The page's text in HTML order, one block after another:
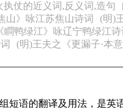
仗的近义词,反义词,造句
山》咏江苏焦山诗词 (明)
瞷鸭绿江》咏辽宁鸭绿江诗
(明)王夫之《更漏子·本
短语的翻译及用法，是英